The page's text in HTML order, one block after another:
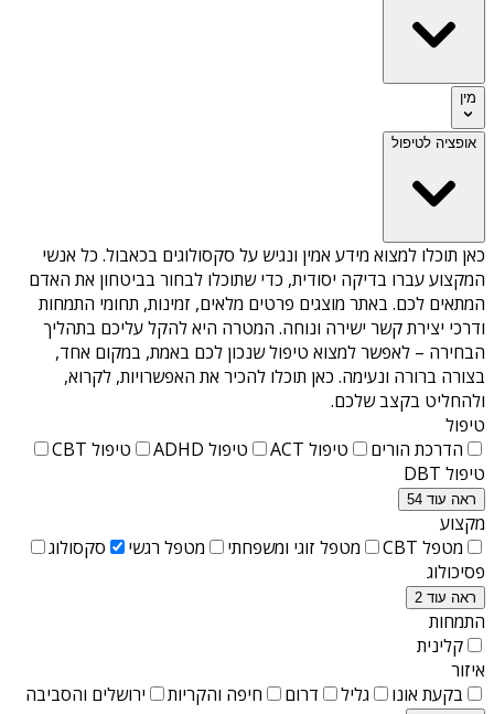
מין
אופציה לטיפול
כאן תוכלו למצוא מידע אמין ונגיש על סקסולוגים בכאבול. כל אנשי
המקצוע עברו בדיקה יסודית, כדי שתוכלו לבחור בביטחון את האדם
המתאים לכם. באתר מוצגים פרטים מלאים, זמינות, תחומי התמחות
ודרכי יצירת קשר ישירה ונוחה. המטרה היא להקל עליכם בתהליך
הבחירה – לאפשר למצוא טיפול שנכון לכם באמת, במקום אחד,
בצורה ברורה ונעימה. כאן תוכלו להכיר את האפשרויות, לקרוא,
ולהחליט בקצב שלכם.
טיפול
הדרכת הורים
טיפול ACT טיפול ADHD
טיפול CBT
טיפול DBT
ראה עוד 54
מקצוע
מטפל CBT
מטפל זוגי ומשפחתי מטפל רגשי
סקסולוג
פסיכולוג
ראה עוד 2
התמחות
קלינית
איזור
בקעת אונו
גליל דרום חיפה והקריות ירושלים והסביבה